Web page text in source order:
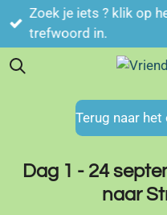
Ga
direct
naar
hoofdinhoud
Foto's kan je
Terug naar het
Dag 1 - 24
naar